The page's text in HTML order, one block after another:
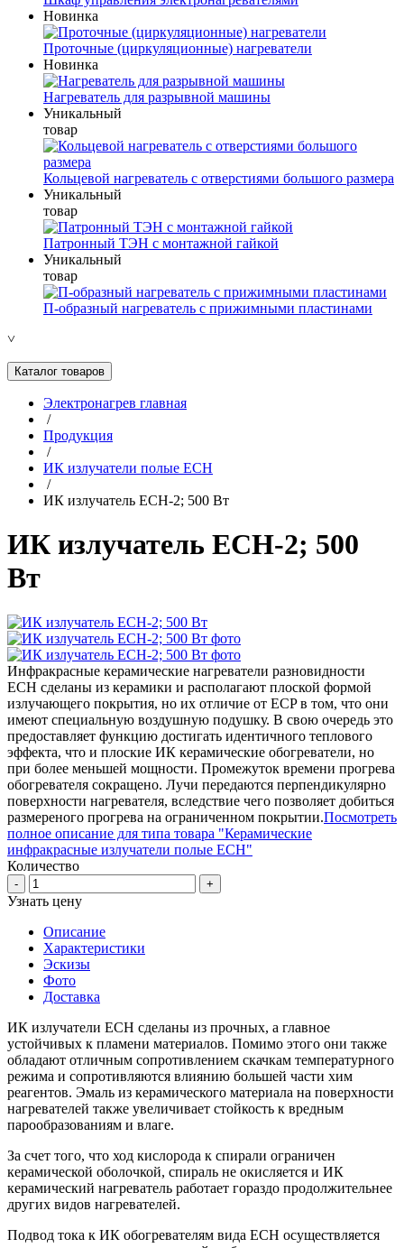
Новинка
Проточные (циркуляционные) нагреватели
Новинка
Нагреватель для разрывной машины
Уникальный
товар
Кольцевой нагреватель с отверстиями большого размера
Уникальный
товар
Патронный ТЭН с монтажной гайкой
Уникальный
товар
П-образный нагреватель с прижимными пластинами
˅
Каталог товаров
Электронагрев главная
/
Продукция
/
ИК излучатели полые ECH
/
ИК излучатель ECH-2; 500 Вт
ИК излучатель ECH-2; 500
Вт
Инфракрасные керамические нагреватели разновидности
ECH сделаны из керамики и располагают плоской формой
излучающего покрытия, но их отличие от ECP в том, что они
имеют специальную воздушную подушку. В свою очередь это
предоставляет функцию достигать идентичного теплового
эффекта, что и плоские ИК керамические обогреватели, но
при более меньшей мощности. Промежуток времени прогрева
обогревателя сокращено. Лучи передаются перпендикулярно
поверхности нагревателя, вследствие чего позволяет добиться
размереного прогрева на ограниченном покрытии.Посмотреть
полное описание для типа товара "Керамические
инфракрасные излучатели полые ECH"
Количество
- +
Узнать цену
Описание
Характеристики
Эскизы
Фото
Доставка
ИК излучатели ECH сделаны из прочных, а главное
устойчивых к пламени материалов. Помимо этого они также
обладают отличным сопротивлением скачкам температурного
режима и сопротивляются влиянию большей части хим
реагентов. Эмаль из керамического материала на поверхности
нагревателей также увеличивает стойкость к вредным
парообразованиям и влаге.
За счет того, что ход кислорода к спирали ограничен
керамической оболочкой, спираль не окисляется и ИК
керамический нагреватель работает гораздо продолжительнее
других видов нагревателей.
Подвод тока к ИК обогревателям вида ECH осуществляется